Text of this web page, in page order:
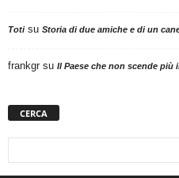
Totisu Storia di due amiche e di un
frankgr su Il Paese che non scende più
CERCA